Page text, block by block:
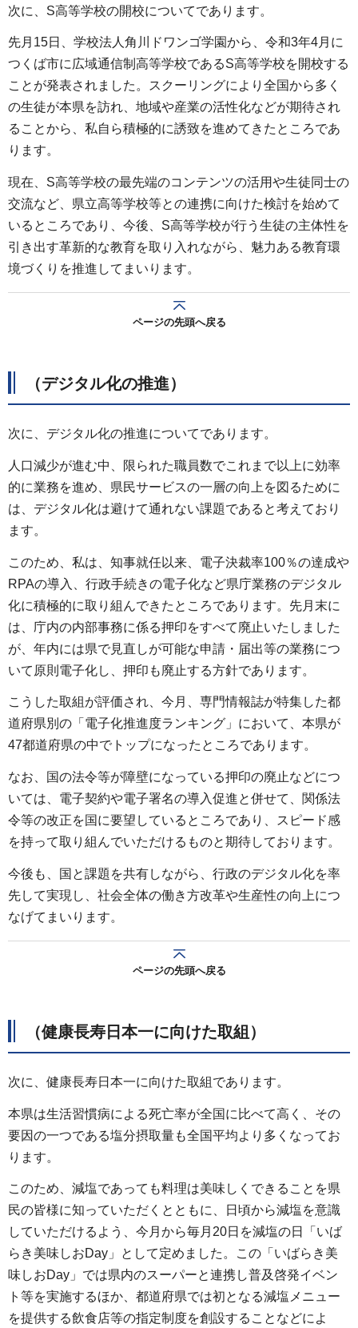
次に、S高等学校の開校についてであります。
先月15日、学校法人角川ドワンゴ学園から、令和3年4月に
つくば市に広域通信制高等学校であるS高等学校を開校する
ことが発表されました。スクーリングにより全国から多く
の生徒が本県を訪れ、地域や産業の活性化などが期待され
ることから、私自ら積極的に誘致を進めてきたところであ
ります。
現在、S高等学校の最先端のコンテンツの活用や生徒同士の
交流など、県立高等学校等との連携に向けた検討を始めて
いるところであり、今後、S高等学校が行う生徒の主体性を
引き出す革新的な教育を取り入れながら、魅力ある教育環
境づくりを推進してまいります。
ページの先頭へ戻る
（デジタル化の推進）
次に、デジタル化の推進についてであります。
人口減少が進む中、限られた職員数でこれまで以上に効率
的に業務を進め、県民サービスの一層の向上を図るために
は、デジタル化は避けて通れない課題であると考えており
ます。
このため、私は、知事就任以来、電子決裁率100％の達成や
RPAの導入、行政手続きの電子化など県庁業務のデジタル
化に積極的に取り組んできたところであります。先月末に
は、庁内の内部事務に係る押印をすべて廃止いたしました
が、年内には県で見直しが可能な申請・届出等の業務につ
いて原則電子化し、押印も廃止する方針であります。
こうした取組が評価され、今月、専門情報誌が特集した都
道府県別の「電子化推進度ランキング」において、本県が
47都道府県の中でトップになったところであります。
なお、国の法令等が障壁になっている押印の廃止などにつ
いては、電子契約や電子署名の導入促進と併せて、関係法
令等の改正を国に要望しているところであり、スピード感
を持って取り組んでいただけるものと期待しております。
今後も、国と課題を共有しながら、行政のデジタル化を率
先して実現し、社会全体の働き方改革や生産性の向上につ
なげてまいります。
ページの先頭へ戻る
（健康長寿日本一に向けた取組）
次に、健康長寿日本一に向けた取組であります。
本県は生活習慣病による死亡率が全国に比べて高く、その
要因の一つである塩分摂取量も全国平均より多くなってお
ります。
このため、減塩であっても料理は美味しくできることを県
民の皆様に知っていただくとともに、日頃から減塩を意識
していただけるよう、今月から毎月20日を減塩の日「いば
らき美味しおDay」として定めました。この「いばらき美
味しおDay」では県内のスーパーと連携し普及啓発イベン
ト等を実施するほか、都道府県では初となる減塩メニュー
を提供する飲食店等の指定制度を創設することなどによ